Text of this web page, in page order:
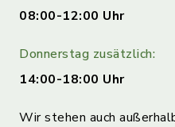
08:00-12:00 Uhr
Donnerstag zusätzlich:
14:00-18:00 Uhr
Wir stehen auch